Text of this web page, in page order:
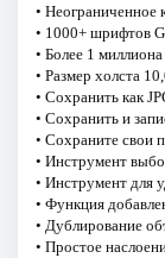
• Неограниченное
• 1000+ шрифтов
• Более 1
• Размер холста
• Сохранить как
• Сохранить и
• Сохраните свои
• Инструмент
• Инструмент для
• Функция
• Дублирование
• Простое